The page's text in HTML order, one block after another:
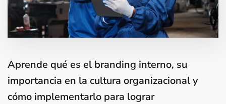
Aprende qué es el branding interno, su
importancia en la cultura organizacional y
cómo implementarlo para lograr